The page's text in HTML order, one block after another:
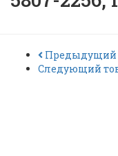
Предыдущий
Следующий